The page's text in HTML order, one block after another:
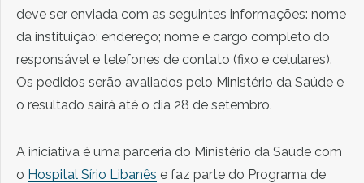
deve ser enviada com as seguintes informações: nome
da instituição; endereço; nome e cargo completo do
responsável e telefones de contato (fixo e celulares).
Os pedidos serão avaliados pelo Ministério da Saúde e
o resultado sairá até o dia 28 de setembro.
A iniciativa é uma parceria do Ministério da Saúde com
o Hospital Sírio Libanês e faz parte do Programa de